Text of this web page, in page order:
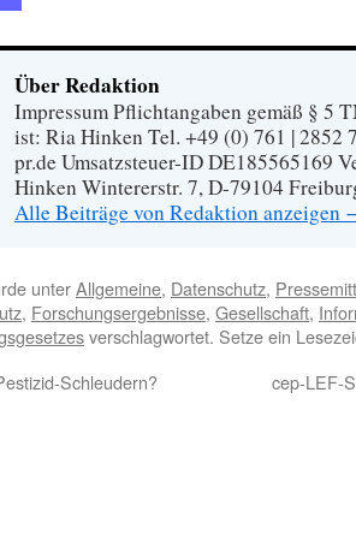
Über Redaktion
Impressum Pflichtangaben gemäß § 5
ist: Ria Hinken Tel. +49 (0) 761 | 2852
pr.de Umsatzsteuer-ID DE185565169
Hinken Wintererstr. 7, D-79104
Alle Beiträge von Redaktion anzeigen
unterAllgemeine, Datenschutz,
, Forschungsergebnisse, Gesellschaft,
verschlagwortet. Setze ein
Schleudern? cep-LEF-